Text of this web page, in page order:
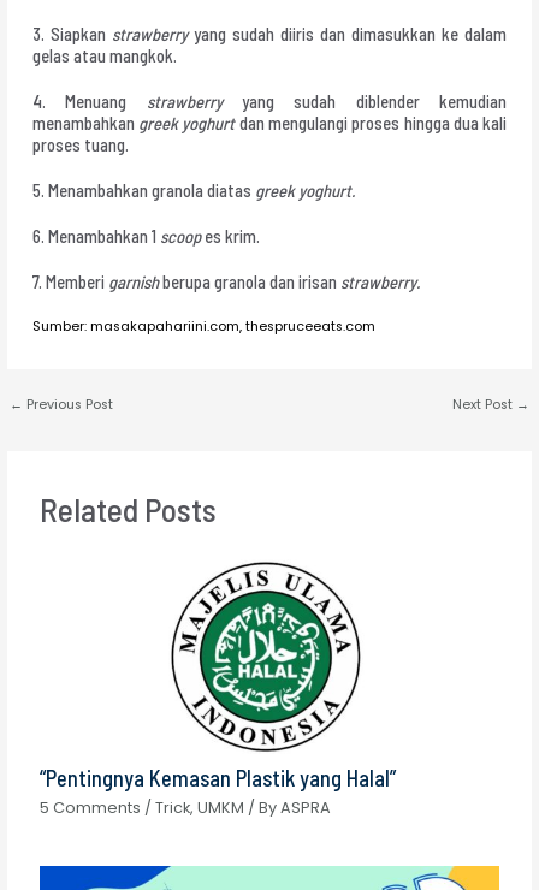
3. Siapkan strawberryyang sudah diiris dan dimasukkan ke dalam
gelas atau mangkok.
4. Menuang strawberryyang sudah diblender kemudian
menambahkan greek yoghurtdan mengulangi proses hingga dua kali
proses tuang.
5. Menambahkan granola diatas greek yoghurt.
6. Menambahkan 1 scoopes krim.
7. Memberi garnishberupa granola dan irisan strawberry.
Sumber: masakapahariini.com, thespruceeats.com
← Previous Post Next Post →
Related Posts
“Pentingnya Kemasan Plastik yang Halal”
5 Comments /Trick,UMKM / ByASPRA